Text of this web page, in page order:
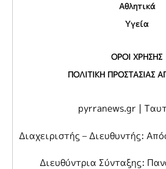
Αθλητικά
Υγεία
ΟΡΟΙ ΧΡΗΣΗΣ
ΠΟΛΙΤΙΚΗ ΠΡΟΣΤΑΣΙΑΣ
pyrranews.gr |
Διαχειριστής – Διευθυντής:
Διευθύντρια Σύνταξης: